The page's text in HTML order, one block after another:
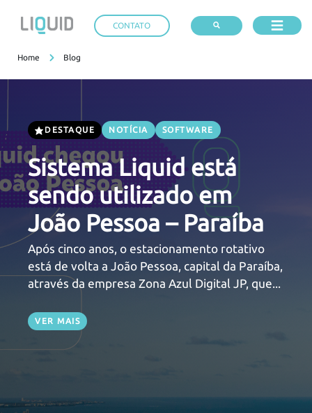
CONTATO
Home Blog
DESTAQUE NOTÍCIA SOFTWARE
Sistema Liquid está
sendo utilizado em
João Pessoa – Paraíba
Após cinco anos, o estacionamento rotativo
está de volta a João Pessoa, capital da Paraíba,
através da empresa Zona Azul Digital JP, que...
VER MAIS